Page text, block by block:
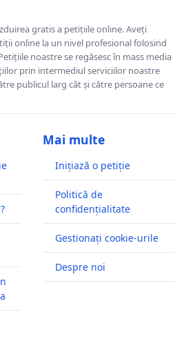
gratis a petițiile online. Aveți
online la un nivel profesional folosind
noastre se regăsesc în mass media
prin intermediul serviciilor noastre
publicul larg cât și către persoane ce
Mai multe
Inițiază o petiție
Politică de
confidențialitate
Gestionați cookie-urile
Despre noi